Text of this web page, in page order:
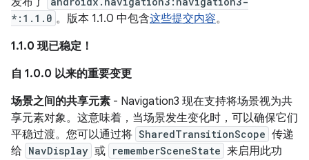
*:1.1.0 。版本 1.1.0 中包含这些提交内容。
1.1.0 现已稳定！
自 1.0.0 以来的重要变更
场景之间的共享元素 - Navigation3 现在支持将场景视为共
享元素对象。这意味着，当场景发生变化时，可以确保它们
平稳过渡。您可以通过将 SharedTransitionScope 传递
给 NavDisplay 或 rememberSceneState 来启用此功